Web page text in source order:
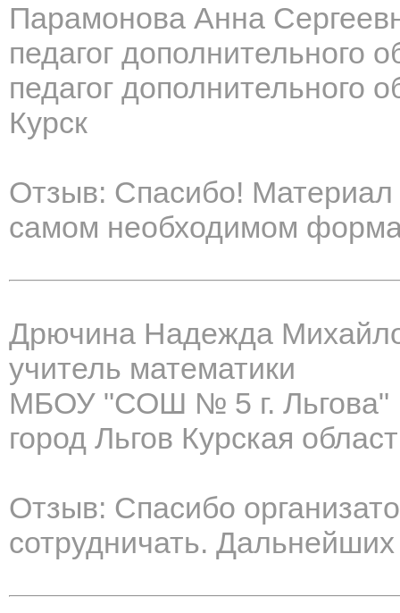
Парамонова Анна
педагог дополнительного
педагог дополнительного
Курск
Отзыв: Спасибо!
самом необходимом
Дрючина Надежда
учитель математики
МБОУ "СОШ № 5 г. Льгова"
город Льгов Курская
Отзыв: Спасибо
сотрудничать.